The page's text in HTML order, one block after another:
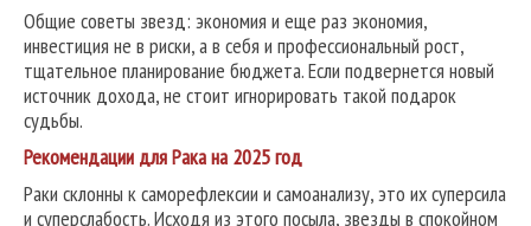
Общие советы звезд: экономия и еще раз экономия,
инвестиция не в риски, а в себя и профессиональный рост,
тщательное планирование бюджета. Если подвернется новый
источник дохода, не стоит игнорировать такой подарок
судьбы.
Рекомендации для Рака на 2025 год
Раки склонны к саморефлексии и самоанализу, это их суперсила
и суперслабость. Исходя из этого посыла, звезды в спокойном